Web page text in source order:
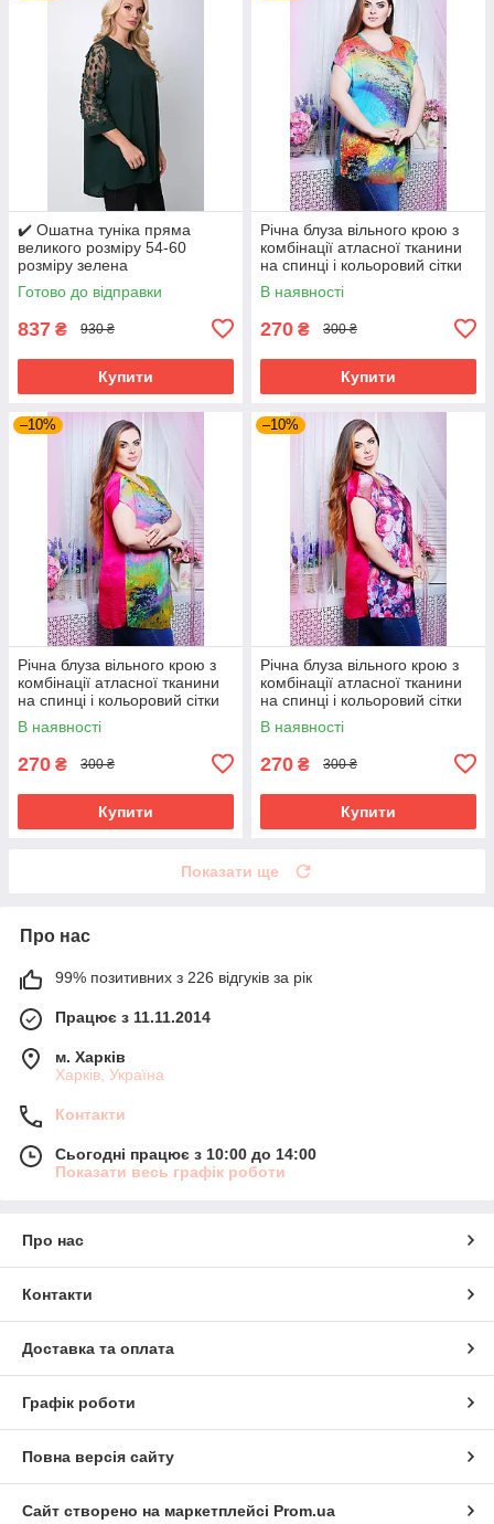
✔️ Ошатна туніка пряма
великого розміру 54-60
розміру зелена
Готово до відправки
837 ₴ 930 ₴
Купити
Річна блуза вільного крою з
комбінації атласної тканини
на спинці і кольоровий сітки
великого розміру 52-62
В наявності
270 ₴ 300 ₴
Купити
–10%
Річна блуза вільного крою з
комбінації атласної тканини
на спинці і кольоровий сітки
великого розміру 52-62
В наявності
270 ₴ 300 ₴
Купити
–10%
Річна блуза вільного крою з
комбінації атласної тканини
на спинці і кольоровий сітки
великого розміру 52-62
В наявності
270 ₴ 300 ₴
Купити
Показати ще
Про нас
99% позитивних з 226 відгуків за рік
Працює з 11.11.2014
м. Харків
Харків, Україна
Контакти
Сьогодні працює з 10:00 до 14:00
Показати весь графік роботи
Про нас
Контакти
Доставка та оплата
Графік роботи
Повна версія сайту
Сайт створено на маркетплейсі Prom.ua